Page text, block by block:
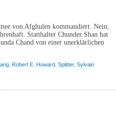
von Afghulen kommandiert. Nein,
Statthalter Chunder Shan hat
Chand von einer unerklärlichen
Robert E. Howard Splitter, Sylvain